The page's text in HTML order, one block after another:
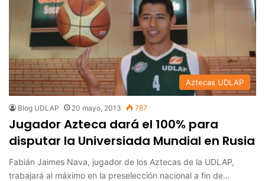
Aztecas UDLAP
Blog UDLAP 20 mayo, 2013 787
Jugador Azteca dará el 100% para
disputar la Universiada Mundial en Rusia
Fabián Jaimes Nava, jugador de los Aztecas de la UDLAP,
trabajará al máximo en la preselección nacional a fin de…